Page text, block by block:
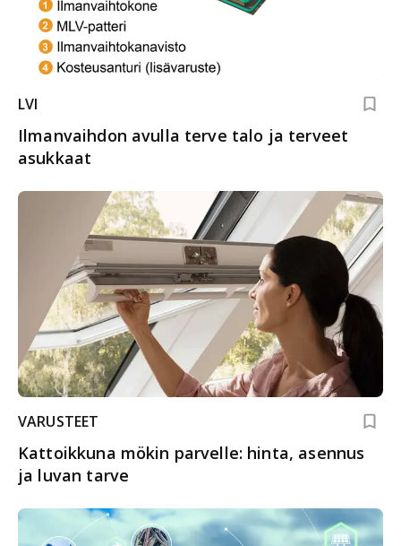
LVI
Ilmanvaihdon avulla terve talo ja terveet
asukkaat
VARUSTEET
Kattoikkuna mökin parvelle: hinta, asennus
ja luvan tarve